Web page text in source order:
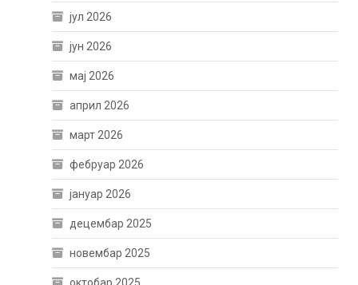
јул 2026
јун 2026
мај 2026
април 2026
март 2026
фебруар 2026
јануар 2026
децембар 2025
новембар 2025
октобар 2025